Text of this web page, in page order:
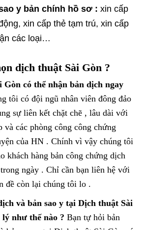
y bản chính hồ sơ : xin cấp
xin cấp thẻ tạm trú, xin cấp
các loại…
dịch thuật Sài Gòn ?
có thể nhận bản dịch ngay
tôi có đội ngũ nhân viên đông đảo
sự liên kết chặt chẽ , lâu dài với
và các phòng công công chứng
của HN . Chính vì vậy chúng tôi
khách hàng bản công chứng dịch
ngày . Chỉ cần bạn liên hệ với
đề còn lại chúng tôi lo .
và bản sao y tại Dịch thuật Sài
như thế nào ? Bạn tự hỏi bản